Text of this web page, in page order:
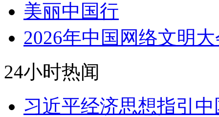
美丽中国行
2026年中国网络文明
24小时热闻
习近平经济思想指引